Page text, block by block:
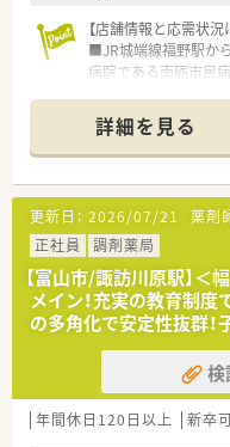
【店舗情報と応需状況
■JR城端線福野駅か
病院である南砺市民
目を1日80枚から100
得できる環境です。
■薬剤師は常時3名か
局時間なので、安心
確保できます。
【募集背景と求める人
■欠員補充を目的と
ポートへの意識が高
■年齢は20代から50
者も随時相談でき、
■地域に密着し、患
指導を実践したいと
【法人特徴について】
詳細を見る
更新日： 2026/07/21 薬剤
正社員
調剤薬局
【富山市/諏訪川原駅】
メイン！充実の教育制
の多角化で安定性抜群
検
年間休日120日以上 新卒